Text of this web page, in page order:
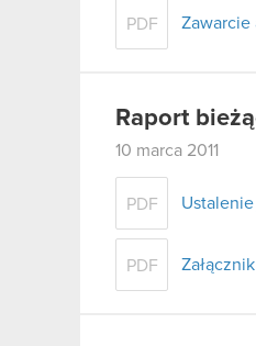
PDF Zawarcie
Raport
10 marca 2011
PDF
PDF Załącznik